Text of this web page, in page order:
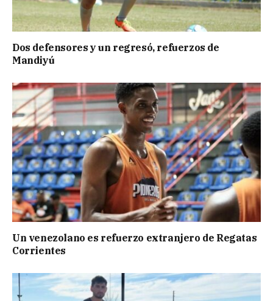
Dos defensores y un regresó, refuerzos de
Mandiyú
Un venezolano es refuerzo extranjero de Regatas
Corrientes